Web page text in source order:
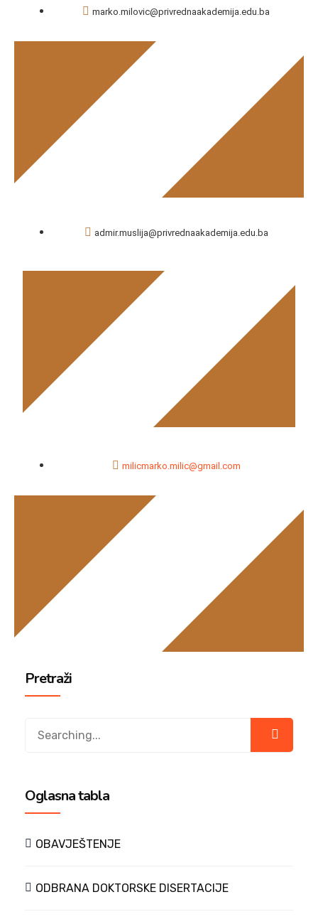
marko.milovic@privrednaakademija.edu.ba
Marko Milović
admir.muslija@privrednaakademija.edu.ba
Admir Muslija
milicmarko.milic@gmail.com
Marko Milić
Pretraži
Oglasna tabla
OBAVJEŠTENJE
ODBRANA DOKTORSKE DISERTACIJE